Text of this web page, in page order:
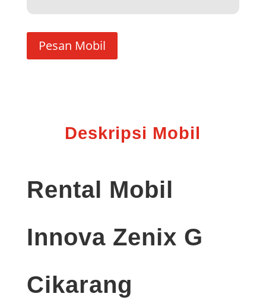
Pesan Mobil
Deskripsi Mobil
Rental Mobil
Innova Zenix G
Cikarang